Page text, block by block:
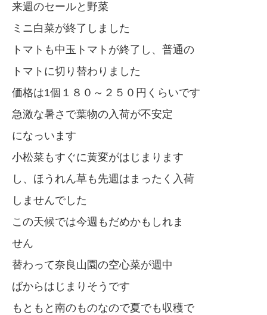
来週のセールと野菜
ミニ白菜が終了しました
トマトも中玉トマトが終了し、普通の
トマトに切り替わりました
価格は1個１８０～２５０円くらいです
急激な暑さで葉物の入荷が不安定
になっいます
小松菜もすぐに黄変がはじまります
し、ほうれん草も先週はまったく入荷
しませんでした
この天候では今週もだめかもしれま
せん
替わって奈良山園の空心菜が週中
ばからはじまりそうです
もともと南のものなので夏でも収穫で